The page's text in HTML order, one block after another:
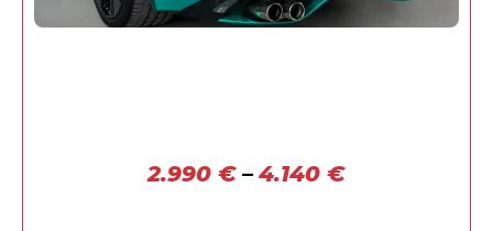
2.990 € – 4.140 €